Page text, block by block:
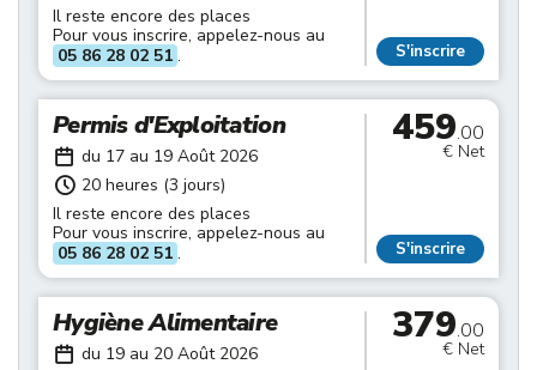
Il reste encore des places
Pour vous inscrire, appelez-nous au
05 86 28 02 51 . S'inscrire
Permis d'Exploitation
du 17 au 19 Août 2026
20 heures (3 jours)
Il reste encore des places
Pour vous inscrire, appelez-nous au
05 86 28 02 51 .
459.00
€ Net
S'inscrire
Hygiène Alimentaire
du 19 au 20 Août 2026
379.00
€ Net